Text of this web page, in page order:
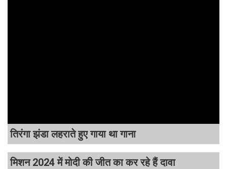
तिरंगा झंडा लहराते हुए गाया था गाना
मिशन 2024 में मोदी की जीत का कर रहे हैं दावा